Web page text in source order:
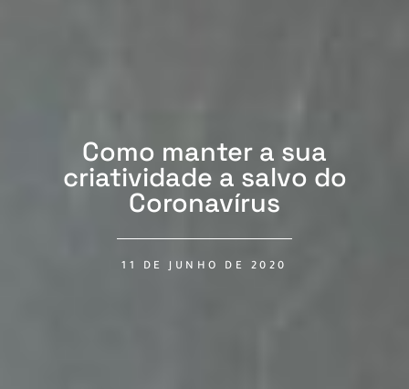
Como manter a sua
criatividade a salvo do
Coronavírus
11 DE JUNHO DE 2020